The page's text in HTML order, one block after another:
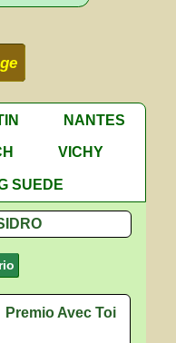
NANTES
VICHY
SUEDE
Premio Avec Toi